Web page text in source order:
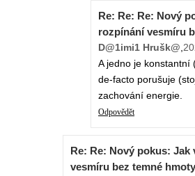
Re: Re: Re: Nový
rozpínání vesmíru
D@1imi1 Hrušk@
A jedno je konstantní
de-facto porušuje
zachování energie.
Odpovědět
Re: Re: Nový pokus:
vesmíru bez temné